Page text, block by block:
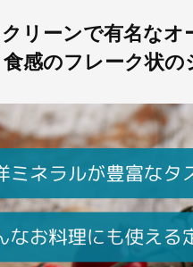
リーンで有名な
感のフレーク状の